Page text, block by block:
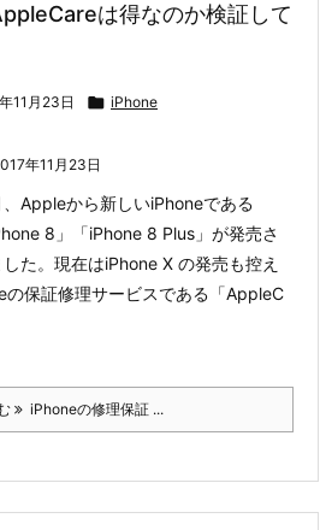
は得なのか検証して
11月23日  iPhone
年11月23日
、Appleから新しいiPhoneである
8」「iPhone 8 Plus」が発売さ
た。現在はiPhone X の発売も控え
保証修理サービスである「AppleC
iPhoneの修理保証 ...